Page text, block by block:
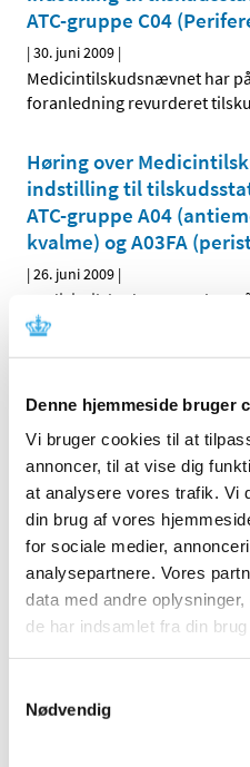
Denne hjemmeside bruger
Vi bruger cookies til at
annoncer, til at vise dig
at analysere vores trafik. Vi
din brug af vores
for sociale medier,
analysepartnere. Vores
data med andre
de har indsamlet fra din
Nødvendig
ATC-gruppe C04
|30. juni 2009 |
Medicintilskudsnævnet har
foranledning revurderet
Høring over
indstilling til
ATC-gruppe A04
kvalme) og A03FA
|26. juni 2009 |
Medicintilskudsnævnet har
foranledning revurderet
juli 2009
|9. juni 2009|
Medicintilskudsnævnet og
gennemgået lægemidler til
Tilskudsstatus for
A06 og A02AA04,
| 3. juni 2009|
Medicintilskudsnævnets